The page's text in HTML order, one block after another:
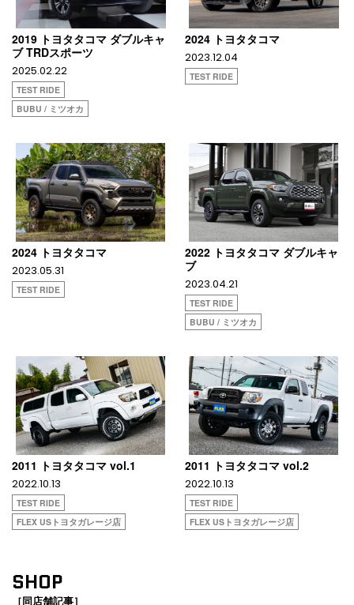
2019 トヨタタコマ ダブルキャ
ブ TRDスポーツ
2025.02.22
TEST RIDE
BUBU / ミツオカ
2024 トヨタタコマ
2023.12.04
TEST RIDE
2024 トヨタタコマ
2023.05.31
TEST RIDE
2022 トヨタタコマ ダブルキャ
ブ
2023.04.21
TEST RIDE
BUBU / ミツオカ
2011 トヨタタコマ vol.1
2022.10.13
TEST RIDE
FLEX USトヨタガレージ店
2011 トヨタタコマ vol.2
2022.10.13
TEST RIDE
FLEX USトヨタガレージ店
SHOP
［同店舗記事］